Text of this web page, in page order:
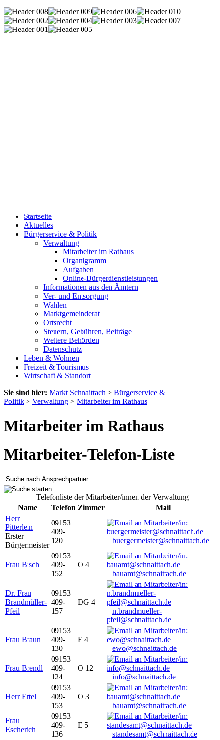
Startseite
Aktuelles
Bürgerservice & Politik
Verwaltung
Mitarbeiter im Rathaus
Organigramm
Aufgaben
Online-Bürgerdienstleistungen
Informationen aus den Ämtern
Ver- und Entsorgung
Wahlen
Marktgemeinderat
Ortsrecht
Steuern, Gebühren, Beiträge
Weitere Behörden
Datenschutz
Leben & Wohnen
Freizeit & Tourismus
Wirtschaft & Standort
Sie sind hier: Markt Schnaittach > Bürgerservice &
Politik > Verwaltung > Mitarbeiter im Rathaus
Mitarbeiter im Rathaus
Mitarbeiter-Telefon-Liste
Telefonliste der Mitarbeiter/innen der Verwaltung
Name
Telefon Zimmer
Mail
Herr
Pitterlein
Erster
Bürgermeister
09153
409-
120
buergermeister@schnaittach.de
Frau Bisch
09153
409-
152
O 4
bauamt@schnaittach.de
Dr. Frau
Brandmüller-
Pfeil
09153
409-
157
DG 4
n.brandmueller-
pfeil@schnaittach.de
Frau Braun
09153
409-
130
E 4
ewo@schnaittach.de
Frau Brendl
09153
409-
124
O 12
info@schnaittach.de
Herr Ertel
09153
409-
153
O 3
bauamt@schnaittach.de
Frau
Escherich
09153
409-
136
E 5
standesamt@schnaittach.de